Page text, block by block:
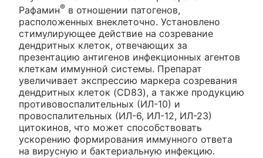
Рафамин® в отношении патогенов,
расположенных внеклеточно. Установлено
стимулирующее действие на созревание
дендритных клеток, отвечающих за
презентацию антигенов инфекционных агентов
клеткам иммунной системы. Препарат
увеличивает экспрессию маркера созревания
дендритных клеток (CD83), а также продукцию
противовоспалительных (ИЛ-10) и
провоспалительных (ИЛ-6, ИЛ-12, ИЛ-23)
цитокинов, что может способствовать
ускорению формирования иммунного ответа
на вирусную и бактериальную инфекцию.